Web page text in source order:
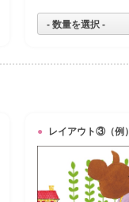
レイアウト③（例）